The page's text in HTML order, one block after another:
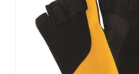
AUSFÜHRUNG WÄHLEN